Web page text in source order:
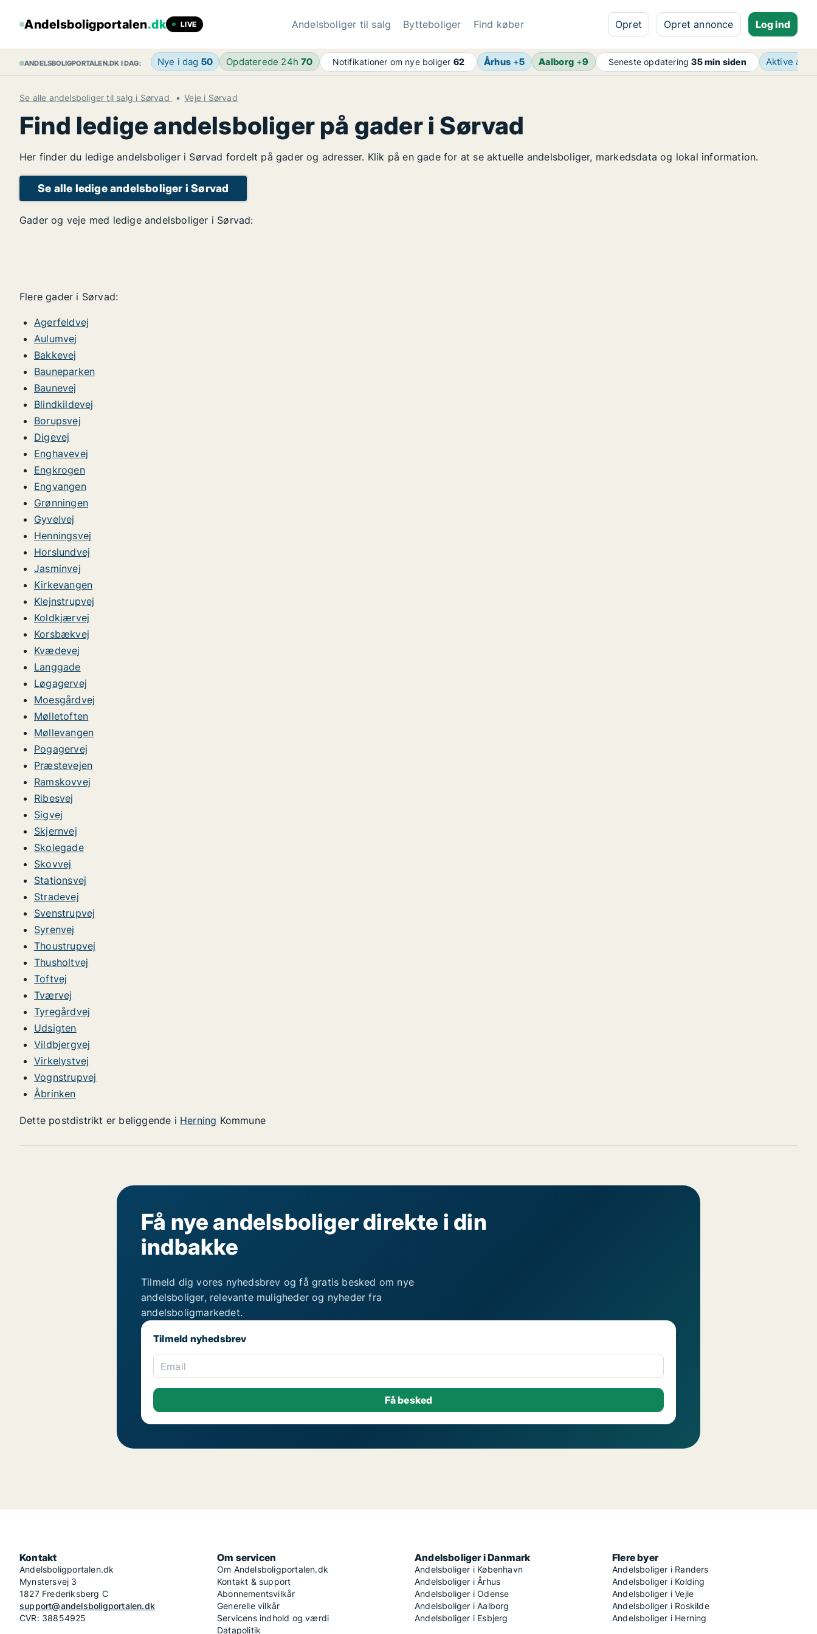
Andelsboligportalen.dk LIVE Andelsboliger til salg Bytteboliger Find køber Opret Opret annonce Log ind
ANDELSBOLIGPORTALEN.DK I DAG: Nye i dag 50 Opdaterede 24h70 Notifikationer om nye boliger 62 Århus +5 Aalborg +9 Seneste opdatering35 min siden Aktive
Se alle andelsboliger til salg i Sørvad Veje i Sørvad
Find ledige andelsboliger på gader i Sørvad
Her finder du ledige andelsboliger i Sørvad fordelt på gader og adresser. Klik på en gade for at se aktuelle andelsboliger, markedsdata og lokal information.
Se alle ledige andelsboliger i Sørvad
Gader og veje med ledige andelsboliger i Sørvad:
Flere gader i Sørvad:
Agerfeldvej
Aulumvej
Bakkevej
Bauneparken
Baunevej
Blindkildevej
Borupsvej
Digevej
Enghavevej
Engkrogen
Engvangen
Grønningen
Gyvelvej
Henningsvej
Horslundvej
Jasminvej
Kirkevangen
Klejnstrupvej
Koldkjærvej
Korsbækvej
Kvædevej
Langgade
Løgagervej
Moesgårdvej
Mølletoften
Møllevangen
Pogagervej
Præstevejen
Ramskovvej
Ribesvej
Sigvej
Skjernvej
Skolegade
Skovvej
Stationsvej
Stradevej
Svenstrupvej
Syrenvej
Thoustrupvej
Thusholtvej
Toftvej
Tværvej
Tyregårdvej
Udsigten
Vildbjergvej
Virkelystvej
Vognstrupvej
Åbrinken
Dette postdistrikt er beliggende i Herning Kommune
Få nye andelsboliger direkte i din
indbakke
Tilmeld dig vores nyhedsbrev og få gratis besked om nye
andelsboliger, relevante muligheder og nyheder fra
andelsboligmarkedet.
Tilmeld nyhedsbrev
Email
Kontakt
Andelsboligportalen.dk
Mynstersvej 3
1827 Frederiksberg C
support@andelsboligportalen.dk
CVR: 38854925
Om servicen
Om Andelsboligportalen.dk
Kontakt & support
Abonnementsvilkår
Generelle vilkår
Servicens indhold og værdi
Datapolitik
Andelsboliger i Danmark
Andelsboliger i København
Andelsboliger i Århus
Andelsboliger i Odense
Andelsboliger i Aalborg
Andelsboliger i Esbjerg
Flere byer
Andelsboliger i Randers
Andelsboliger i Kolding
Andelsboliger i Vejle
Andelsboliger i Roskilde
Andelsboliger i Herning